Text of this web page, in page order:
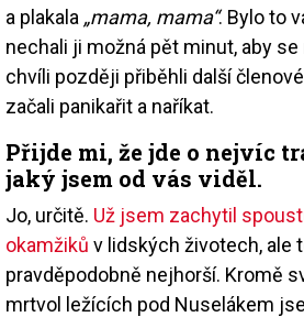
a plakala „mama, mama“. Bylo to
nechali ji možná pět minut, aby
chvíli později přiběhli další
začali panikařit a naříkat.
Přijde mi, že jde o nejvíc
jaký jsem od vás viděl.
Jo, určitě. Už jsem zachytil
okamžiků v lidských životech, ale
pravděpodobně nejhorší. Kromě
mrtvol ležících pod Nuselákem